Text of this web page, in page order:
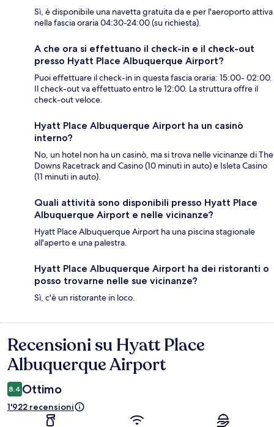
Sì, è disponibile una navetta gratuita da e per l'aeroporto attiva
nella fascia oraria 04:30-24:00 (su richiesta).
A che ora si effettuano il check-in e il check-out
presso Hyatt Place Albuquerque Airport?
Puoi effettuare il check-in in questa fascia oraria: 15:00- 02:00.
Il check-out va effettuato entro le 12:00. La struttura offre il
check-out veloce.
Hyatt Place Albuquerque Airport ha un casinò
interno?
No, un hotel non ha un casinò, ma si trova nelle vicinanze di The
Downs Racetrack and Casino (10 minuti in auto) e Isleta Casino
(11 minuti in auto).
Quali attività sono disponibili presso Hyatt Place
Albuquerque Airport e nelle vicinanze?
Hyatt Place Albuquerque Airport ha una piscina stagionale
all'aperto e una palestra.
Hyatt Place Albuquerque Airport ha dei ristoranti o
posso trovarne nelle sue vicinanze?
Sì, c'è un ristorante in loco.
Recensioni
Recensioni su Hyatt Place
Albuquerque Airport
8.4 Ottimo
1'922 recensioni